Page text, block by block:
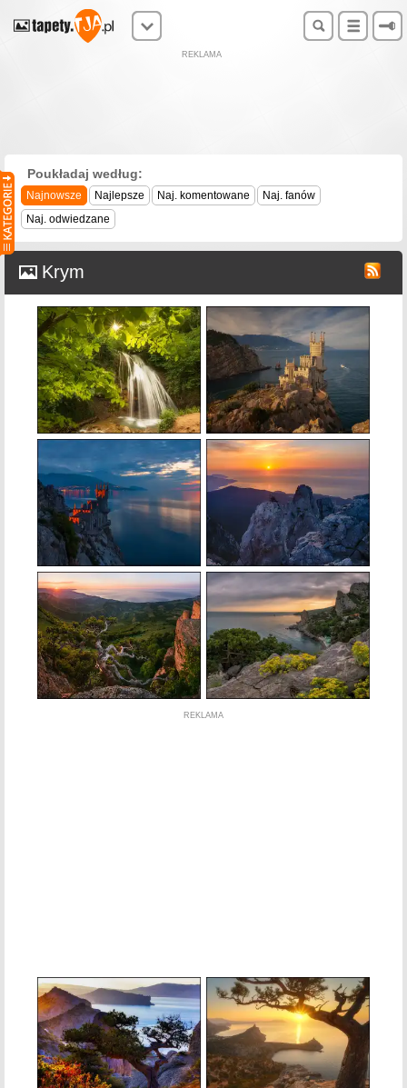
REKLAMA
Poukładaj według:
Najnowsze Najlepsze Naj. komentowane
Naj. fanów
Naj. odwiedzane
Krym
REKLAMA